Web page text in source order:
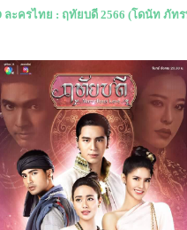
ละครไทย : ฤทัยบดี 2566 (โดนัท ภั